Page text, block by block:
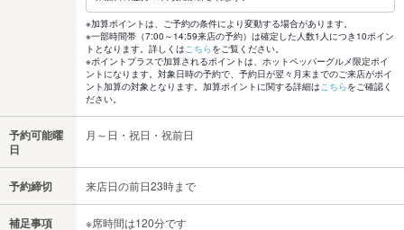
※加算ポイントは、ご予約の条件により変動する場合があります。
※一部時間帯（7:00～14:59来店の予約）は確定した人数1人につき10ポイン
トとなります。詳しくはこちらをご覧ください。
※ポイントプラスで加算されるポイントは、ホットペッパーグルメ限定ポイ
ントになります。対象日時の予約で、予約日が翌々月末までのご来店がポイ
ント加算の対象となります。加算ポイントに関する詳細はこちらをご確認く
ださい。
予約可能曜
日
月～日・祝日・祝前日
予約締切 来店日の前日23時まで
補足事項 ※席時間は120分です